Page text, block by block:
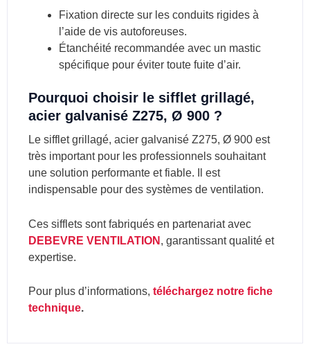
Fixation directe sur les conduits rigides à
l’aide de vis autoforeuses.
Étanchéité recommandée avec un mastic
spécifique pour éviter toute fuite d’air.
Pourquoi choisir le sifflet grillagé,
acier galvanisé Z275, Ø 900 ?
Le sifflet grillagé, acier galvanisé Z275, Ø 900 est
très important pour les professionnels souhaitant
une solution performante et fiable. Il est
indispensable pour des systèmes de ventilation.
Ces sifflets sont fabriqués en partenariat avec
DEBEVRE VENTILATION , garantissant qualité et
expertise.
Pour plus d’informations, téléchargez notre fiche
technique.